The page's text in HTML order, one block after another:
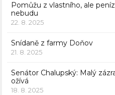
Pomůžu z vlastního, ale
nebudu
22. 8. 2025
Snídaně z farmy Doňov
21. 8. 2025
Senátor Chalupský: Malý
ožívá
18. 8. 2025